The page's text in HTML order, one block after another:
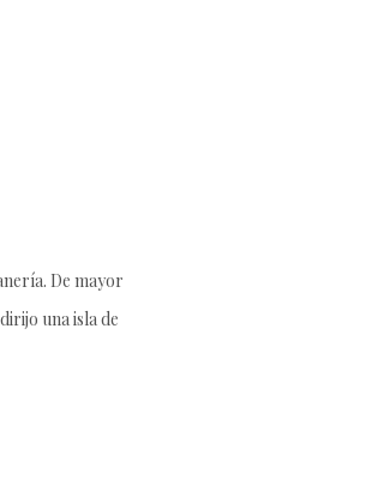
De mayor
una isla de